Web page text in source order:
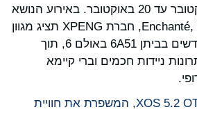
בין התאריכים 14 באוקטובר עד 20 באוקטובר. באירוע הנושא
את הכותרת “Enchanté, Paris!”1, חברת XPENG תציג מגוון
טכנולוגיות ופתרונות חדשים בביתן 6A51 באולם 6, תוך
ניידות חכמים וברי קיימא
XPENG פורסת את XOS 5.2 OTA, המשפרת את חוויית